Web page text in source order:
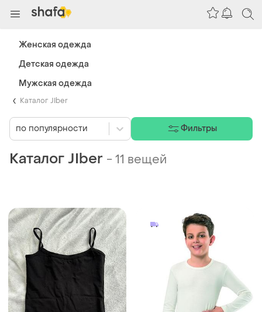
Каталог JIber
Каталог JIber -11 вещей
по популярности Фильтры
Женская одежда
Детская одежда
Мужская одежда